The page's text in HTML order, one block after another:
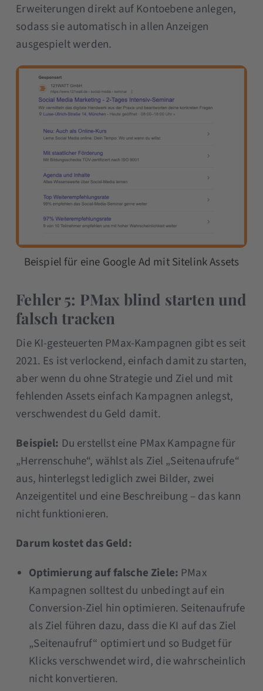
Erweiterungen direkt auf Kontoebene anlegen,
sodass sie automatisch in allen Anzeigen
ausgespielt werden.
Beispiel für eine Google Ad mit Sitelink Assets
Fehler 5: PMax blind starten und
falsch tracken
Die KI-gesteuerten PMax-Kampagnen gibt es seit
2021. Es ist verlockend, einfach damit zu starten,
aber wenn du ohne Strategie und Ziel und mit
fehlenden Assets einfach Kampagnen anlegst,
verschwendest du Geld damit.
Beispiel: Du erstellst eine PMax Kampagne für
„Herrenschuhe“, wählst als Ziel „Seitenaufrufe“
aus, hinterlegst lediglich zwei Bilder, zwei
Anzeigentitel und eine Beschreibung – das kann
nicht funktionieren.
Darum kostet das Geld:
Optimierung auf falsche Ziele: PMax
Kampagnen solltest du unbedingt auf ein
Conversion-Ziel hin optimieren. Seitenaufrufe
als Ziel führen dazu, dass die KI auf das Ziel
„Seitenaufruf“ optimiert und so Budget für
Klicks verschwendet wird, die wahrscheinlich
nicht konvertieren.